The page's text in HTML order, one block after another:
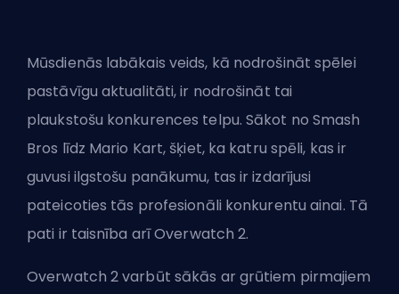
Mūsdienās labākais veids, kā nodrošināt spēlei
pastāvīgu aktualitāti, ir nodrošināt tai
plaukstošu konkurences telpu. Sākot no Smash
Bros līdz Mario Kart, šķiet, ka katru spēli, kas ir
guvusi ilgstošu panākumu, tas ir izdarījusi
pateicoties tās profesionāli konkurentu ainai. Tā
pati ir taisnība arī Overwatch 2.
Overwatch 2 varbūt sākās ar grūtiem pirmajiem